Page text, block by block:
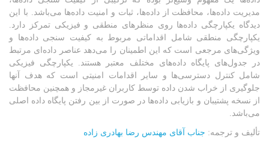
مدیریت داده‌ها، محافظت از داده‌ها، ثبات و امنیت داده‌ها می‌باشد. با این
دیدگاه یکپارچگی داده‌ها روی منظرهای منطقی و فیزیکی تمرکز دارد.
یکپارچگی منطقی شامل اقداماتی مربوط به کیفیت سنجی داده‌ها و
ویژگی‌های مرجعی است که این اطمینان را می‌دهد عناصر داده‌ای مرتبط
در جدول‌های پایگاه داده‌های مختلف معتبر هستند. یکپارچگی فیزیکی
شامل کنترل دسترسی‌ها و سایر اقدامات امنیتی است که هدف آنها
جلوگیری از خراب شدن داده توسط کاربران غیرمجاز و همچنین محافظت
از نسخه پشتیبان و بازیابی داده‌ها در صورت از بین رفتن پایگاه داده اصلی
می‌باشد.
تألیف و ترجمه: جناب آقای مهندس رضا بهادری زاده